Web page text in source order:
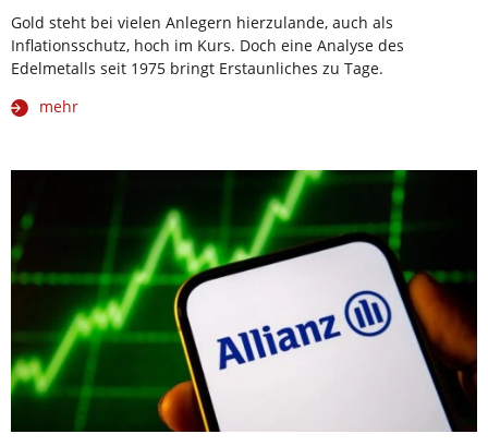
Gold steht bei vielen Anlegern hierzulande, auch als
Inflationsschutz, hoch im Kurs. Doch eine Analyse des
Edelmetalls seit 1975 bringt Erstaunliches zu Tage.
mehr